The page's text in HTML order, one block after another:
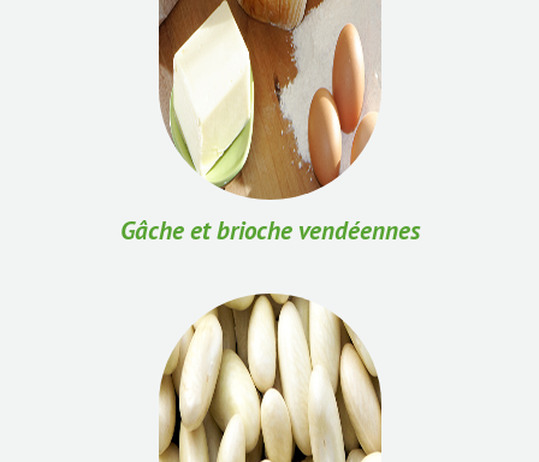
Gâche et brioche vendéennes